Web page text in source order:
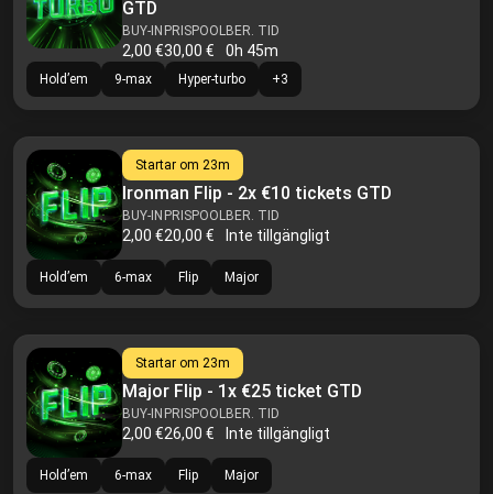
GTD
BUY-IN
2,00 €
PRISPOOL
30,00 €
BER. TID
0h 45m
Hold’em 9-max Hyper-turbo +3
Startar om 23m
Ironman Flip - 2x €10 tickets GTD
BUY-IN
2,00 €
PRISPOOL
20,00 €
BER. TID
Inte tillgängligt
Hold’em 6-max Flip Major
Startar om 23m
Major Flip - 1x €25 ticket GTD
BUY-IN
2,00 €
PRISPOOL
26,00 €
BER. TID
Inte tillgängligt
Hold’em 6-max Flip Major